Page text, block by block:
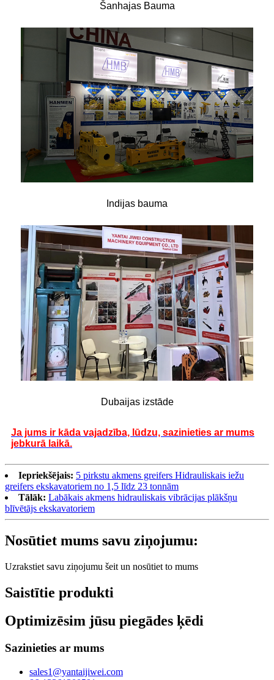
Šanhajas Bauma
Indijas bauma
Dubaijas izstāde
Ja jums ir kāda vajadzība, lūdzu, sazinieties ar mums
jebkurā laikā.
Iepriekšējais: 5 pirkstu akmens greifers Hidrauliskais iežu
greifers ekskavatoriem no 1,5 līdz 23 tonnām
Tālāk: Labākais akmens hidrauliskais vibrācijas plākšņu
blīvētājs ekskavatoriem
Nosūtiet mums savu ziņojumu:
Uzrakstiet savu ziņojumu šeit un nosūtiet to mums
Saistītie produkti
Optimizēsim jūsu piegādes ķēdi
Sazinieties ar mums
sales1@yantaijiwei.com